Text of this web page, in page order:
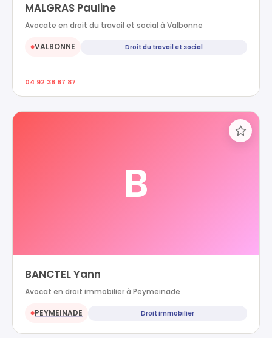
MALGRAS Pauline
Avocate en droit du travail et social à Valbonne
●VALBONNE Droit du travail et social
04 92 38 87 87
B
BANCTEL Yann
Avocat en droit immobilier à Peymeinade
●PEYMEINADE Droit immobilier